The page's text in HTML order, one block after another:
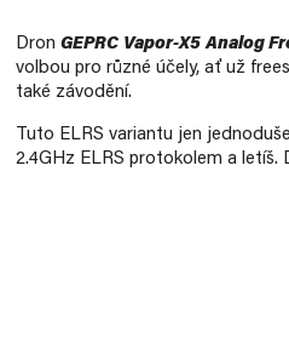
Dron GEPRC Vapor-X5 Analog
volbou pro různé účely, ať už
také závodění.
Tuto ELRS variantu jen
2.4GHz ELRS protokolem a letíš.